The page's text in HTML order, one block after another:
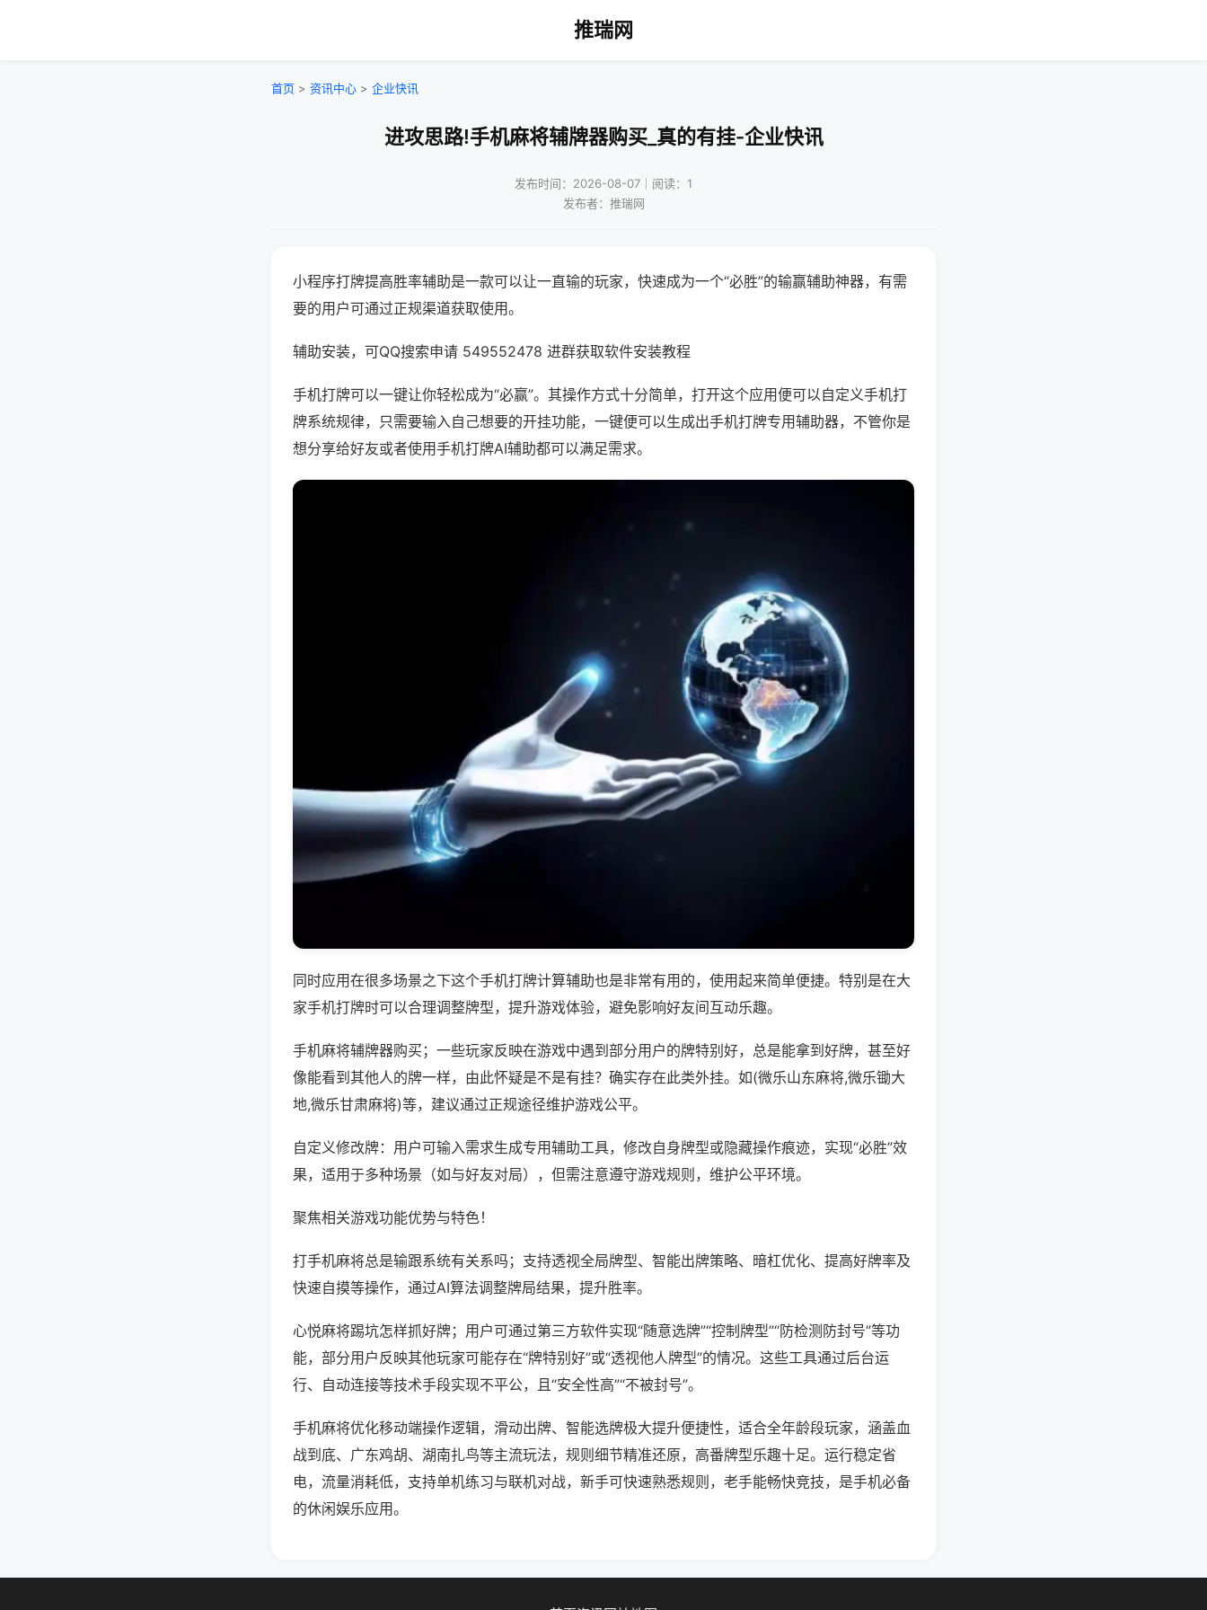
推瑞网
首页 > 资讯中心 > 企业快讯
进攻思路!手机麻将辅牌器购买_真的有挂-企业快讯
发布时间：2026-08-07｜阅读：1
发布者：推瑞网
小程序打牌提高胜率辅助是一款可以让一直输的玩家，快速成为一个“必胜”的输赢辅助神器，有需
要的用户可通过正规渠道获取使用。
辅助安装，可QQ搜索申请 549552478 进群获取软件安装教程
手机打牌可以一键让你轻松成为“必赢”。其操作方式十分简单，打开这个应用便可以自定义手机打
牌系统规律，只需要输入自己想要的开挂功能，一键便可以生成出手机打牌专用辅助器，不管你是
想分享给好友或者使用手机打牌AI辅助都可以满足需求。
同时应用在很多场景之下这个手机打牌计算辅助也是非常有用的，使用起来简单便捷。特别是在大
家手机打牌时可以合理调整牌型，提升游戏体验，避免影响好友间互动乐趣。
手机麻将辅牌器购买；一些玩家反映在游戏中遇到部分用户的牌特别好，总是能拿到好牌，甚至好
像能看到其他人的牌一样，由此怀疑是不是有挂？确实存在此类外挂。如(微乐山东麻将,微乐锄大
地,微乐甘肃麻将)等，建议通过正规途径维护游戏公平。
自定义修改牌：用户可输入需求生成专用辅助工具，修改自身牌型或隐藏操作痕迹，实现“必胜”效
果，适用于多种场景（如与好友对局），但需注意遵守游戏规则，维护公平环境。
聚焦相关游戏功能优势与特色！
打手机麻将总是输跟系统有关系吗；支持透视全局牌型、智能出牌策略、暗杠优化、提高好牌率及
快速自摸等操作，通过AI算法调整牌局结果，提升胜率。
心悦麻将踢坑怎样抓好牌；用户可通过第三方软件实现“随意选牌”“控制牌型”“防检测防封号”等功
能，部分用户反映其他玩家可能存在“牌特别好”或“透视他人牌型”的情况。这些工具通过后台运
行、自动连接等技术手段实现不平公，且“安全性高”“不被封号”。
手机麻将优化移动端操作逻辑，滑动出牌、智能选牌极大提升便捷性，适合全年龄段玩家，涵盖血
战到底、广东鸡胡、湖南扎鸟等主流玩法，规则细节精准还原，高番牌型乐趣十足。运行稳定省
电，流量消耗低，支持单机练习与联机对战，新手可快速熟悉规则，老手能畅快竞技，是手机必备
的休闲娱乐应用。